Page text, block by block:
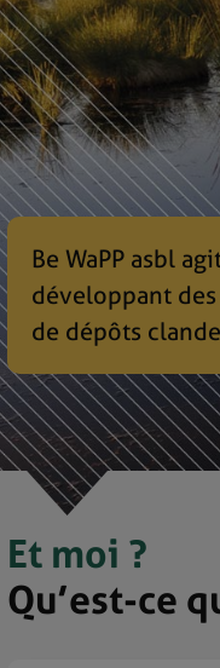
Be WaPP asbl
développant
de dépôts
Et moi ?
Qu’est-ce